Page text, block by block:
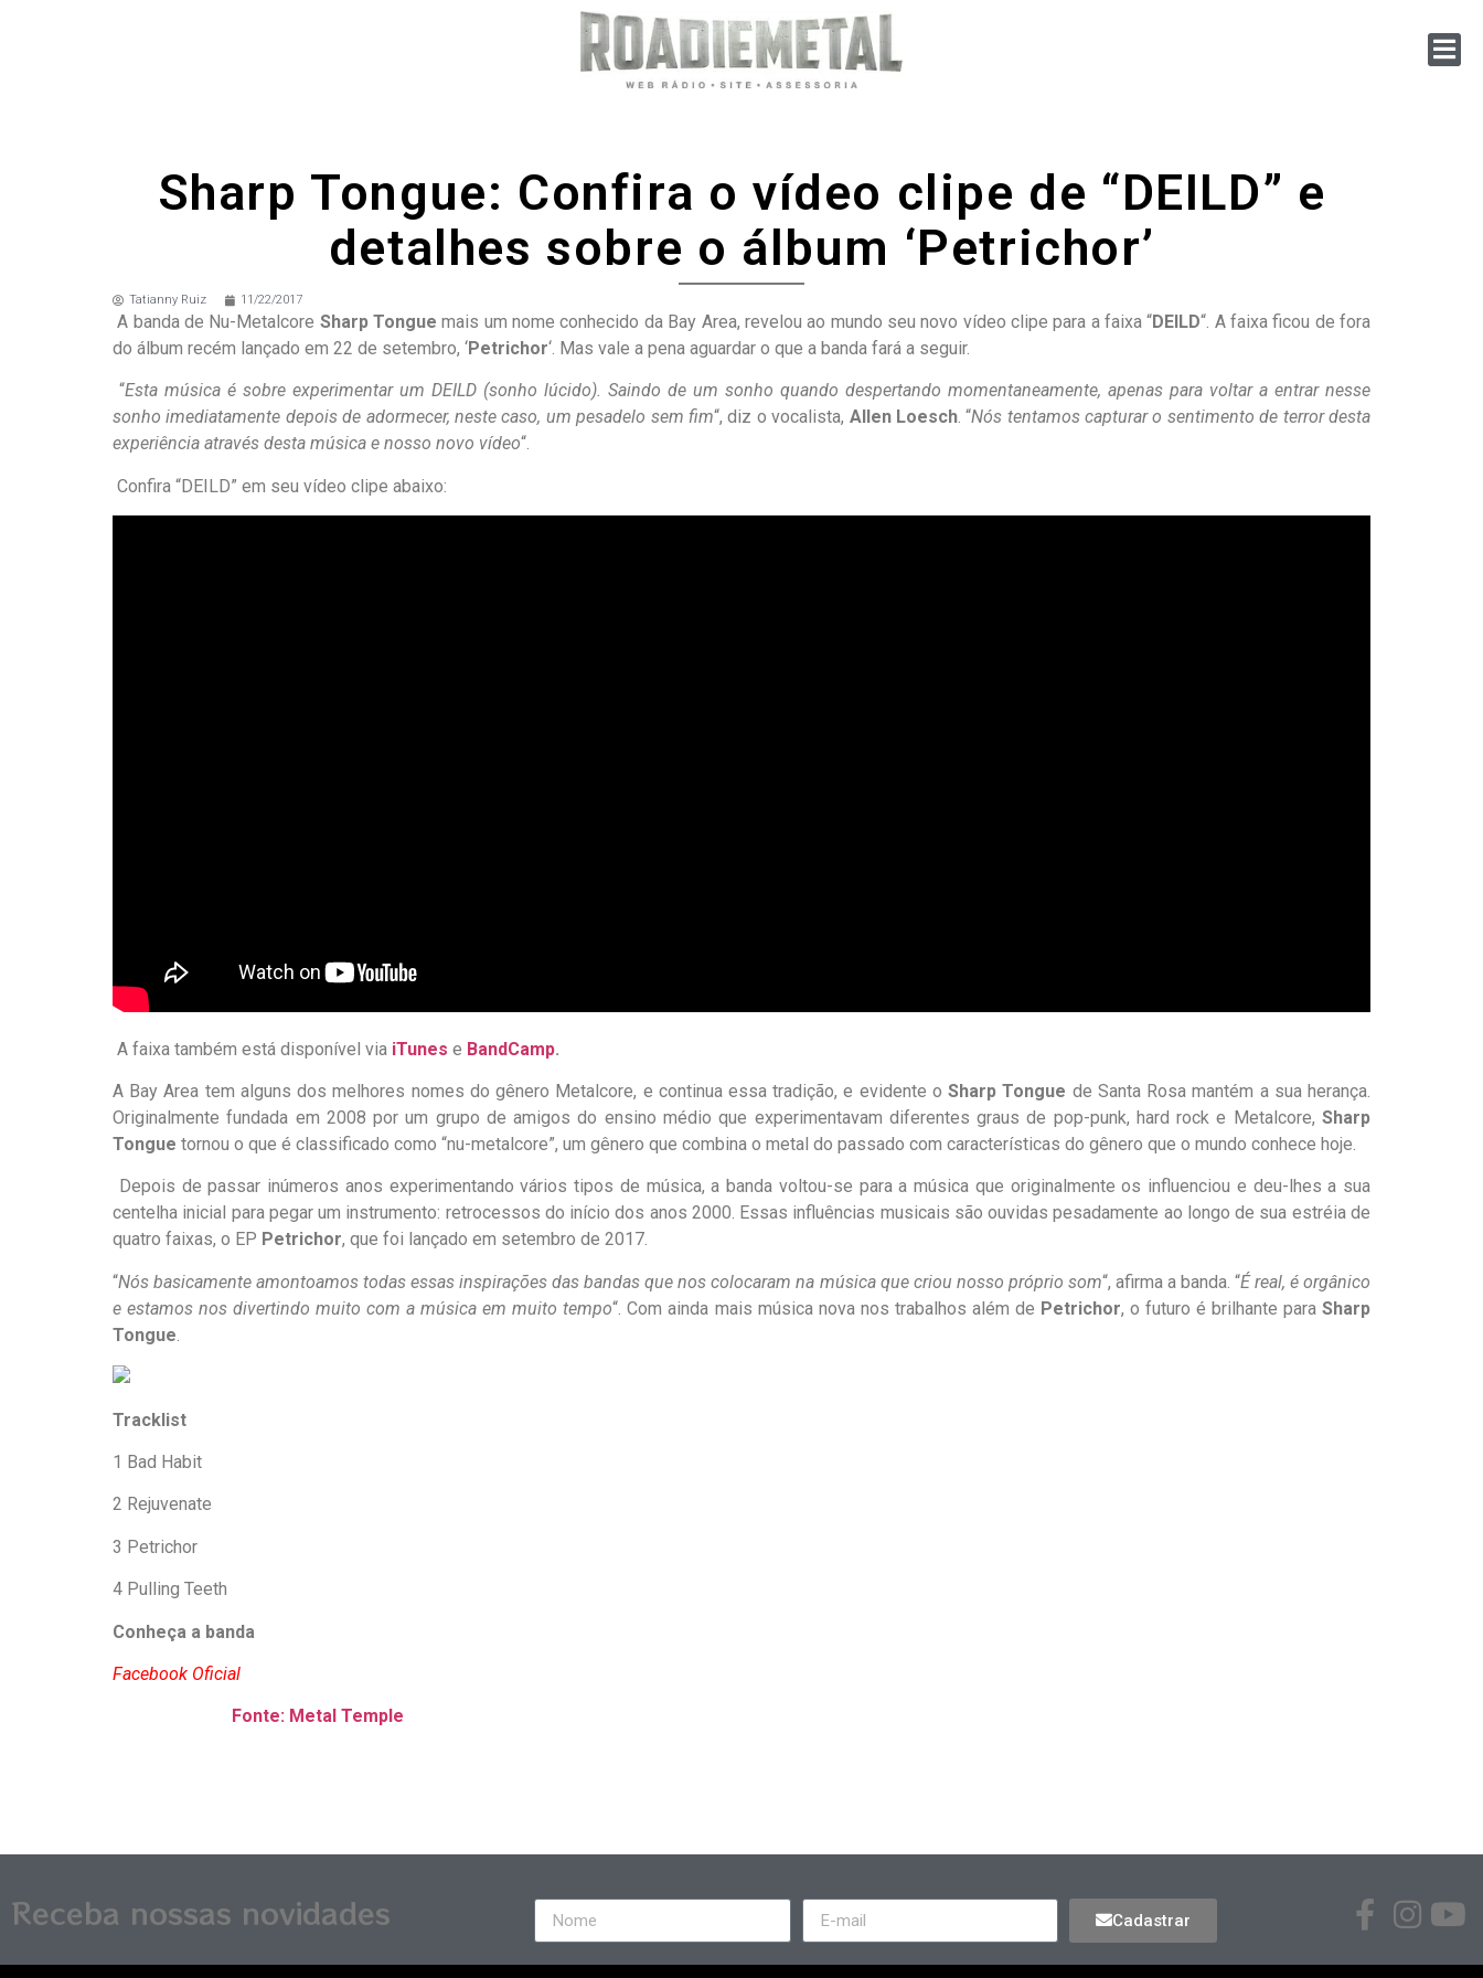
Sharp Tongue: Confira o vídeo clipe de “DEILD” e
detalhes sobre o álbum ‘Petrichor’
Tatianny Ruiz 11/22/2017
A banda de Nu-Metalcore Sharp Tongue mais um nome conhecido da Bay Area, revelou ao mundo seu novo vídeo clipe para a faixa “DEILD“. A faixa ficou de fora
do álbum recém lançado em 22 de setembro, ‘Petrichor‘. Mas vale a pena aguardar o que a banda fará a seguir.
“Esta música é sobre experimentar um DEILD (sonho lúcido). Saindo de um sonho quando despertando momentaneamente, apenas para voltar a entrar nesse
sonho imediatamente depois de adormecer, neste caso, um pesadelo sem fim“, diz o vocalista, Allen Loesch. “Nós tentamos capturar o sentimento de terror desta
experiência através desta música e nosso novo vídeo“.
Confira “DEILD” em seu vídeo clipe abaixo:
A faixa também está disponível via iTunes e BandCamp.
A Bay Area tem alguns dos melhores nomes do gênero Metalcore, e continua essa tradição, e evidente oSharp Tongue de Santa Rosa mantém a sua herança.
Originalmente fundada em 2008 por um grupo de amigos do ensino médio que experimentavam diferentes graus de pop-punk, hard rock e Metalcore, Sharp
Tongue tornou o que é classificado como “nu-metalcore”, um gênero que combina o metal do passado com características do gênero que o mundo conhece hoje.
Depois de passar inúmeros anos experimentando vários tipos de música, a banda voltou-se para a música que originalmente os influenciou e deu-lhes a sua
centelha inicial para pegar um instrumento: retrocessos do início dos anos 2000. Essas influências musicais são ouvidas pesadamente ao longo de sua estréia de
quatro faixas, o EP Petrichor, que foi lançado em setembro de 2017.
“Nós basicamente amontoamos todas essas inspirações das bandas que nos colocaram na música que criou nosso próprio som“, afirma a banda. “É real, é orgânico
e estamos nos divertindo muito com a música em muito tempo“. Com ainda mais música nova nos trabalhos além de Petrichor, o futuro é brilhante paraSharp
Tongue.
Tracklist
1 Bad Habit
2 Rejuvenate
3 Petrichor
4 Pulling Teeth
Conheça a banda
Facebook Oficial
Fonte: Metal Temple
Receba nossas novidades Cadastrar